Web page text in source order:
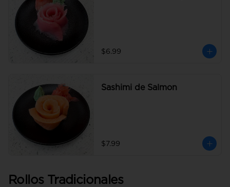
$6.99
Sashimi de Salmon
$7.99
Rollos Tradicionales